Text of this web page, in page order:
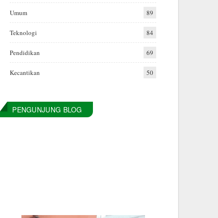
Umum 89
Teknologi 84
Pendidikan 69
Kecantikan 50
PENGUNJUNG BLOG